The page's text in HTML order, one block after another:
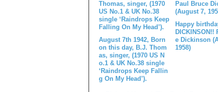
August 7th 1942, Born
on this day, B.J. Thom
as, singer, (1970 US N
o.1 & UK No.38 single
‘Raindrops Keep Fallin
g On My Head’).
Happy
DICKINSON!!
e Dickinson
1958)